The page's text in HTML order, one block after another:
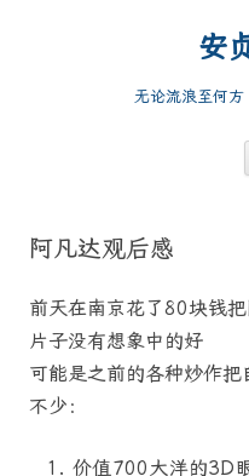
安
无论流浪至何
阿凡达观后感
前天在南京花了80块钱
片子没有想象中的好
可能是之前的各种炒作
不少：
价值700大洋的3D